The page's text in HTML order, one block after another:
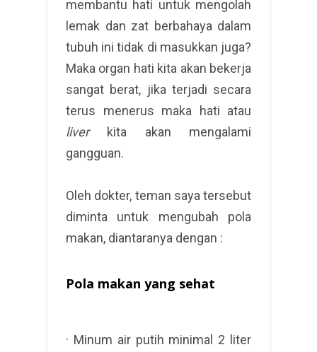
membantu hati untuk mengolah
lemak dan zat berbahaya dalam
tubuh ini tidak di masukkan juga?
Maka organ hati kita akan bekerja
sangat berat, jika terjadi secara
terus menerus maka hati atau
liverkita akan mengalami
gangguan.
Oleh dokter, teman saya tersebut
diminta untuk mengubah pola
makan, diantaranya dengan :
Pola makan yang sehat
· Minum air putih minimal 2 liter